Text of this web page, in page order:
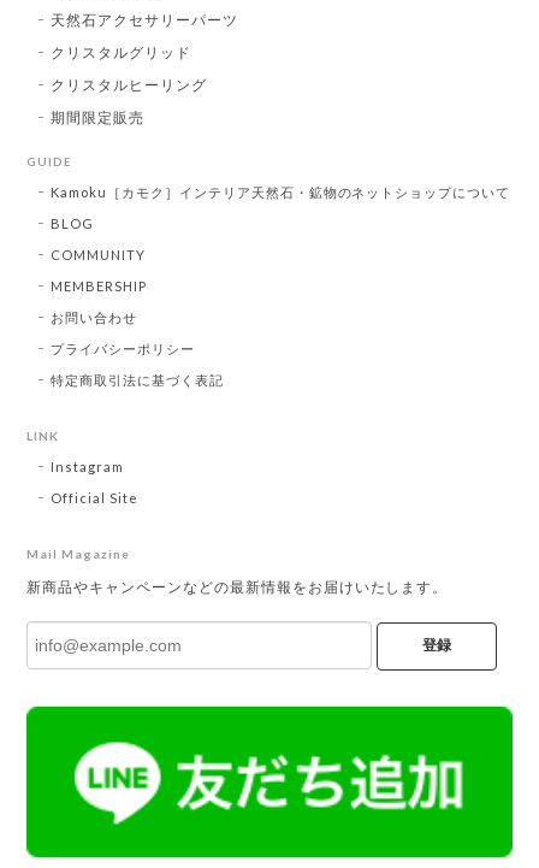
天然石アクセサリーパーツ
クリスタルグリッド
クリスタルヒーリング
期間限定販売
GUIDE
Kamoku［カモク］インテリア天然石・鉱物のネットショップについて
BLOG
COMMUNITY
MEMBERSHIP
お問い合わせ
プライバシーポリシー
特定商取引法に基づく表記
LINK
Instagram
Official Site
Mail Magazine
新商品やキャンペーンなどの最新情報をお届けいたします。
登録